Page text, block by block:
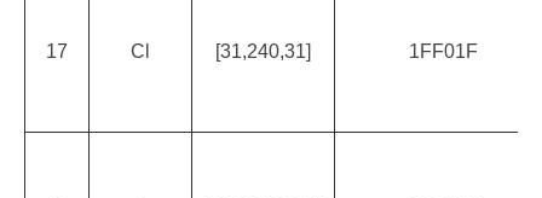
17 Cl [31,240,31] 1FF01F